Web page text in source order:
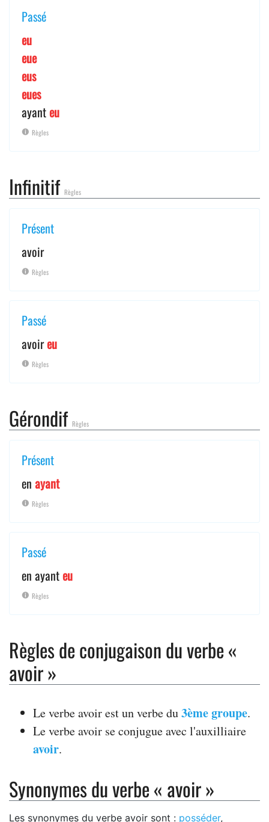
Passé
eu
eue
eus
eues
ayanteu
Règles
Infinitif Règles
Présent
avoir
Règles
Passé
avoireu
Règles
Gérondif Règles
Présent
en ayant
Règles
Passé
en ayanteu
Règles
Règles de conjugaison du verbe «
avoir »
Le verbe avoir est un verbe du3ème groupe.
Le verbe avoir se conjugue avec l'auxilliaire
avoir.
Synonymes du verbe « avoir »
Les synonymes du verbe avoir sont : posséder,